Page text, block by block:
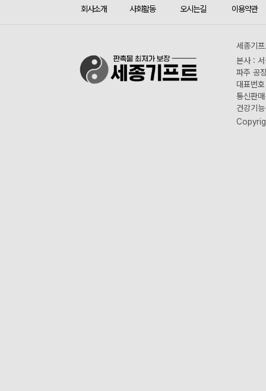
회사소개 사회활동 오시는길 이용약관
세종기
본사 :
파주 공
대표번
통신판
건강기